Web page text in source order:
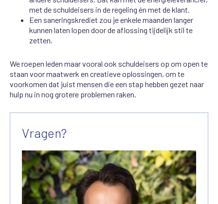
met de schuldeisers in de regeling én met de klant.
Een saneringskrediet zou je enkele maanden langer
kunnen laten lopen door de aflossing tijdelijk stil te
zetten.
We roepen leden maar vooral ook schuldeisers op om open te
staan voor maatwerk en creatieve oplossingen, om te
voorkomen dat juist mensen die een stap hebben gezet naar
hulp nu in nog grotere problemen raken.
Vragen?